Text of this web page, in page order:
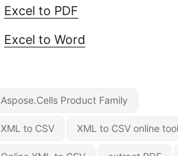
Excel to PDF
Excel to Word
Aspose.Cells Product Family
XML to CSV XML to CSV online tool